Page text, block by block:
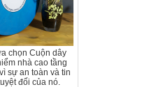
chọn Cuộn dây
nhà cao tầng
sự an toàn và tin
đối của nó.